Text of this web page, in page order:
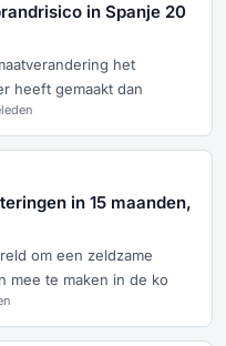
in Spanje 20
het
heeft gemaakt dan
in 15 maanden,
om een zeldzame
mee te maken in de ko